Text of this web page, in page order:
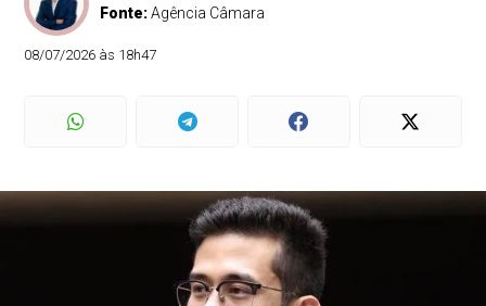
Fonte:Agência Câmara
08/07/2026 às 18h47